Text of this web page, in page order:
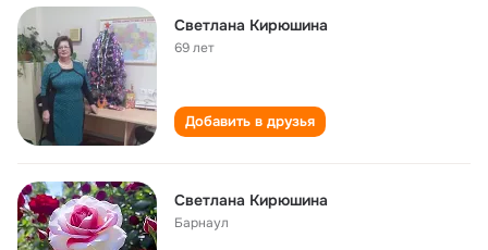
Светлана Кирюшина
69 лет
Добавить в друзья
Светлана Кирюшина
Барнаул